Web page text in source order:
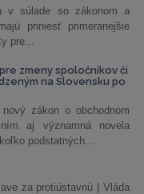
v súlade so zákonom a
priniesť primeranejšie
pre...
zmeny spoločníkov či
na Slovensku po
zákon o obchodnom
aj významná novela
podstatných...
za protiústavnú | Vláda